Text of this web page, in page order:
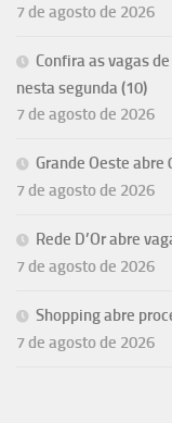
7 de agosto de 2026
Confira as vagas
nesta segunda (10)
7 de agosto de 2026
Grande Oeste abre
7 de agosto de 2026
Rede D’Or abre
7 de agosto de 2026
Shopping abre
7 de agosto de 2026